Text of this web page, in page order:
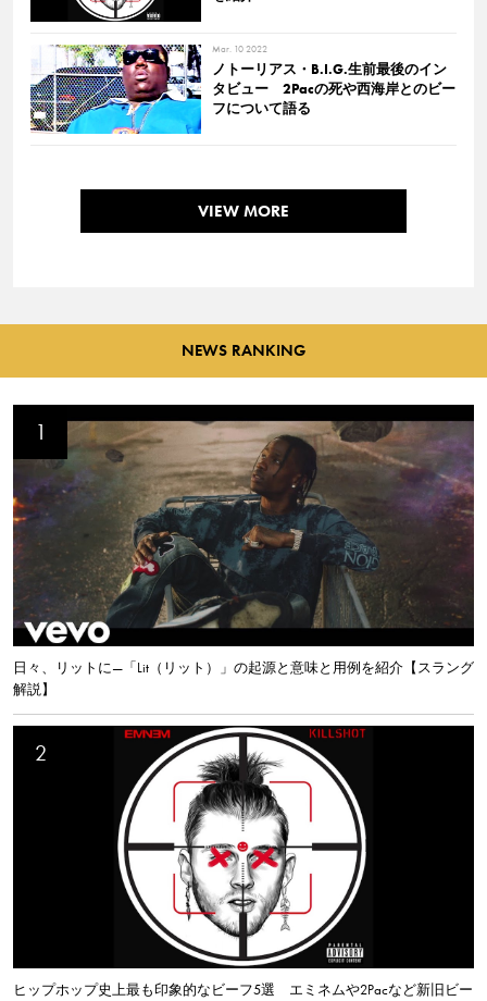
Mar. 10 2022
ノトーリアス・B.I.G.生前最後のイン
タビュー 2Pacの死や西海岸とのビー
フについて語る
VIEW MORE
NEWS RANKING
日々、リットに—「Lit（リット）」の起源と意味と用例を紹介【スラング
解説】
ヒップホップ史上最も印象的なビーフ5選 エミネムや2Pacなど新旧ビー